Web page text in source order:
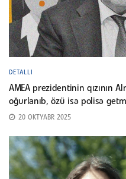
DETALLI
AMEA prezidentinin qızının
oğurlanıb, özü isə polisə
20 OKTYABR 2025